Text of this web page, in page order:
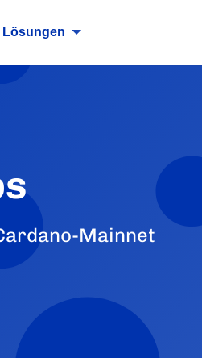
Lösungen
Mainnet